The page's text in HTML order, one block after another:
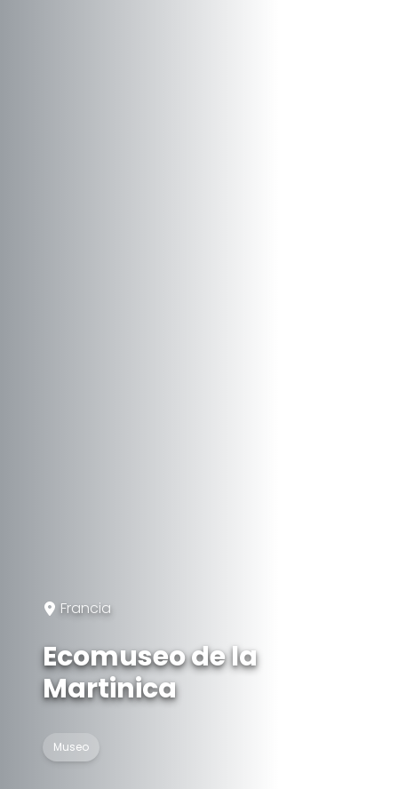
Francia
Ecomuseo de la
Martinica
Museo